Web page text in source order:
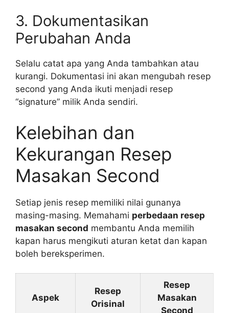
3. Dokumentasikan
Perubahan Anda
Selalu catat apa yang Anda tambahkan atau
kurangi. Dokumentasi ini akan mengubah resep
second yang Anda ikuti menjadi resep
“signature” milik Anda sendiri.
Kelebihan dan
Kekurangan Resep
Masakan Second
Setiap jenis resep memiliki nilai gunanya
masing-masing. Memahami perbedaan resep
masakan second membantu Anda memilih
kapan harus mengikuti aturan ketat dan kapan
boleh bereksperimen.
Aspek
Resep
Orisinal
Resep
Masakan
Second